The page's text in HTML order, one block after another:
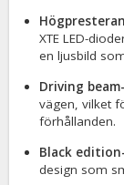
XTE LED-
en ljusbild
Driving
vägen, vilket
förhållanden.
Black
design som